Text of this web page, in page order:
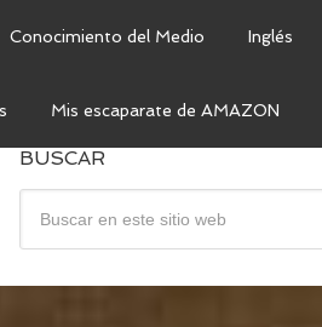
Conocimiento del Medio Inglés
Mis escaparate de AMAZON
BUSCAR